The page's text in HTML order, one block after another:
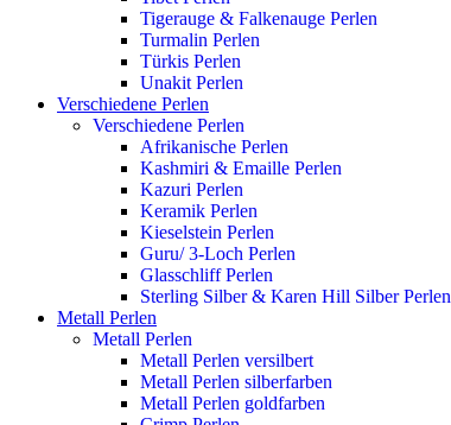
Tigerauge & Falkenauge Perlen
Turmalin Perlen
Türkis Perlen
Unakit Perlen
Verschiedene Perlen
Verschiedene Perlen
Afrikanische Perlen
Kashmiri & Emaille Perlen
Kazuri Perlen
Keramik Perlen
Kieselstein Perlen
Guru/ 3-Loch Perlen
Glasschliff Perlen
Sterling Silber & Karen Hill Silber Perlen
Metall Perlen
Metall Perlen
Metall Perlen versilbert
Metall Perlen silberfarben
Metall Perlen goldfarben